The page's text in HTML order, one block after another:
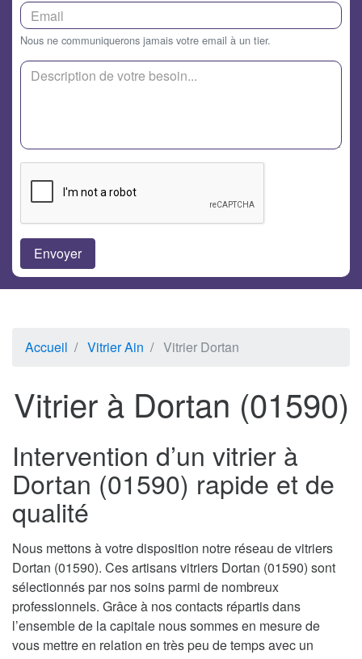
Nous ne communiquerons jamais votre email à un tier.
Accueil Vitrier Ain Vitrier Dortan
Vitrier à Dortan (01590)
Intervention d’un vitrier à
Dortan (01590) rapide et de
qualité
Nous mettons à votre disposition notre réseau de vitriers
Dortan (01590). Ces artisans vitriers Dortan (01590) sont
sélectionnés par nos soins parmi de nombreux
professionnels. Grâce à nos contacts répartis dans
l’ensemble de la capitale nous sommes en mesure de
vous mettre en relation en très peu de temps avec un